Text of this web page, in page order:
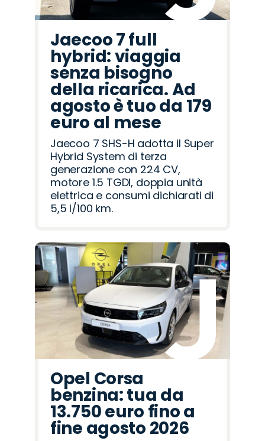
Jaecoo 7 full
hybrid: viaggia
senza bisogno
della ricarica. Ad
agosto è tuo da 179
euro al mese
Jaecoo 7 SHS-H adotta il Super
Hybrid System di terza
generazione con 224 CV,
motore 1.5 TGDI, doppia unità
elettrica e consumi dichiarati di
5,5 l/100 km.
Opel Corsa
benzina: tua da
13.750 euro fino a
fine agosto 2026